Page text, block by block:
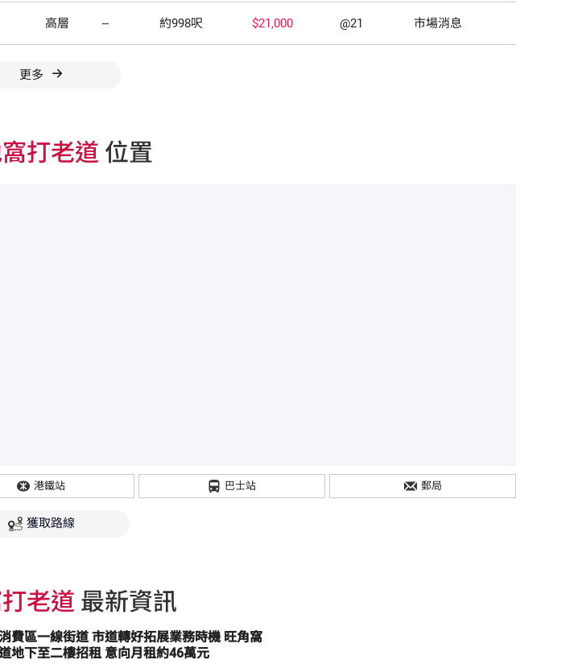
高層 -- 約998呎 $21,000 @21 市場消息
更多
打老道 位置
港鐵站 巴士站 郵局
獲取路線
老道 最新資訊
費區一線街道 市道轉好拓展業務時機 旺角窩
地下至二樓招租 意向月租約46萬元